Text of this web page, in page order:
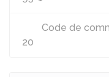
Code de
20